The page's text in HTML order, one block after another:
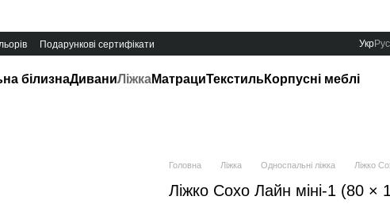
Подарункові сертифікати УкрРус
білизнаДиваниЛіжкаМатрациТекстильКорпусні меблі
Головна Ліжка Односпальні ліжка Ліжко
Ліжко Сохо Лайн міні-1 (80 ×